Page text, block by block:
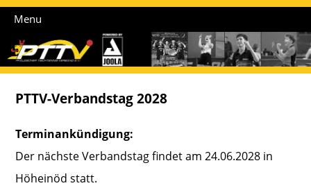
Menu
PTTV-Verbandstag 2028
Terminankündigung:
Der nächste Verbandstag findet am 24.06.2028 in
Höheinöd statt.